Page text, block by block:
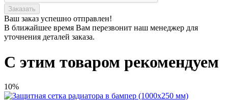
Заказать
Ваш заказ успешно отправлен!
В ближайшее время Вам перезвонит наш менеджер для
уточнения деталей заказа.
С этим товаром рекомендуем
10%